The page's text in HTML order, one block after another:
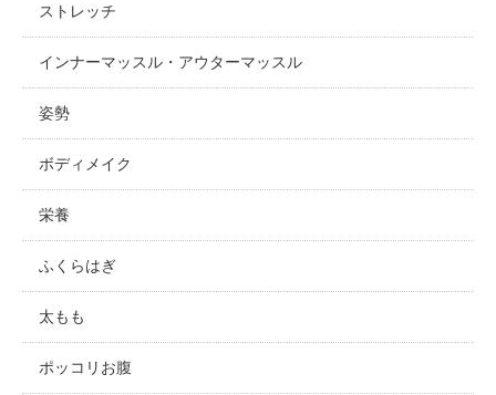
ストレッチ
インナーマッスル・アウターマッスル
姿勢
ボディメイク
栄養
ふくらはぎ
太もも
ポッコリお腹